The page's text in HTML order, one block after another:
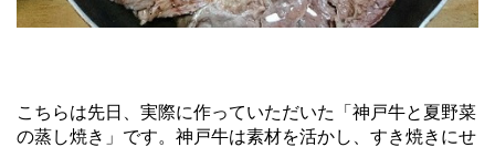
こちらは先日、実際に作っていただいた「神戸牛と夏野菜
の蒸し焼き」です。神戸牛は素材を活かし、すき焼きにせ